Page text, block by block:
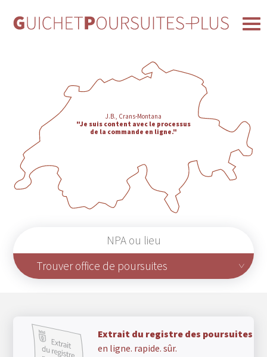
J.B., Crans-Montana
"Je suis content avec le processus
de la commande en ligne."
Extrait du registre des poursuites
en ligne. rapide. sûr.